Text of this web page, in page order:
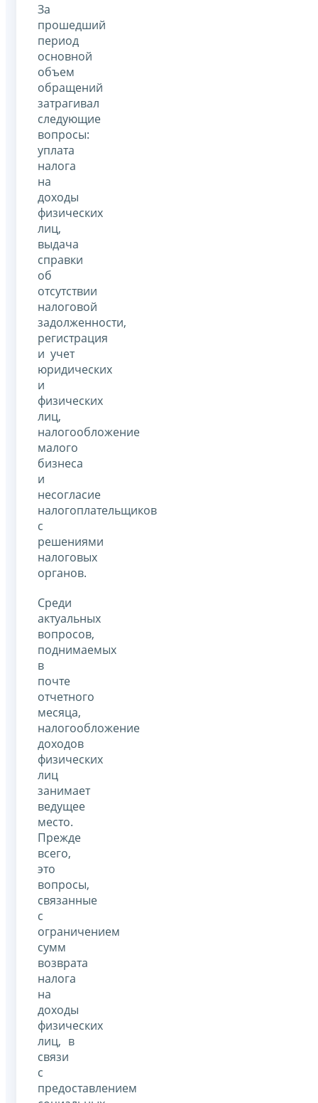
За
прошедший
период
основной
объем
обращений
затрагивал
следующие
вопросы:
уплата
налога
на
доходы
физических
лиц,
выдача
справки
об
отсутствии
налоговой
задолженности,
регистрация
и учет
юридических
и
физических
лиц,
налогообложение
малого
бизнеса
и
несогласие
налогоплательщиков
с
решениями
налоговых
органов.
Среди
актуальных
вопросов,
поднимаемых
в
почте
отчетного
месяца,
налогообложение
доходов
физических
лиц
занимает
ведущее
место.
Прежде
всего,
это
вопросы,
связанные
с
ограничением
сумм
возврата
налога
на
доходы
физических
лиц, в
связи
с
предоставлением